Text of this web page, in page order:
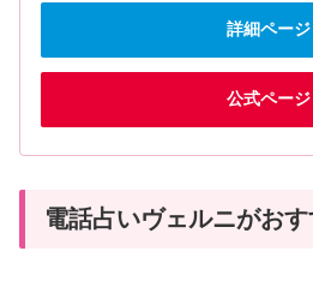
詳細ページ
公式ページ
電話占いヴェルニがお